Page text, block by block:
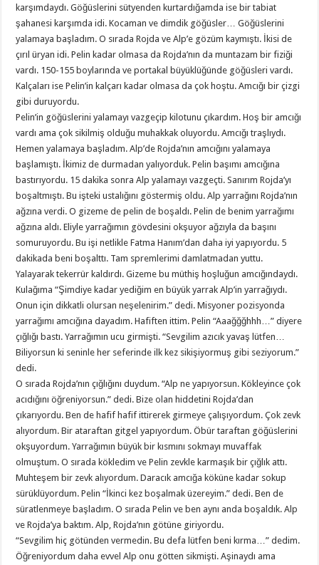
karşımdaydı. Göğüslerini sütyenden kurtardığamda ise bir tabiat
şahanesi karşımda idi. Kocaman ve dimdik göğüsler… Göğüslerini
yalamaya başladım. O sırada Rojda ve Alp’e gözüm kaymıştı. İkisi de
çırıl üryan idi. Pelin kadar olmasa da Rojda’nın da muntazam bir fiziği
vardı. 150-155 boylarında ve portakal büyüklüğünde göğüsleri vardı.
Kalçaları ise Pelin’in kalçarı kadar olmasa da çok hoştu. Amcığı bir çizgi
gibi duruyordu.
Pelin’in göğüslerini yalamayı vazgeçip kilotunu çıkardım. Hoş bir amcığı
vardı ama çok sikilmiş olduğu muhakkak oluyordu. Amcığı traşlıydı.
Hemen yalamaya başladım. Alp’de Rojda’nın amcığını yalamaya
başlamıştı. İkimiz de durmadan yalıyorduk. Pelin başımı amcığına
bastırıyordu. 15 dakika sonra Alp yalamayı vazgeçti. Sanırım Rojda’yı
boşaltmıştı. Bu işteki ustalığını göstermiş oldu. Alp yarrağını Rojda’nın
ağzına verdi. O gizeme de pelin de boşaldı. Pelin de benim yarrağımı
ağzına aldı. Eliyle yarrağımın gövdesini okşuyor ağzıyla da başını
somuruyordu. Bu işi netlikle Fatma Hanım’dan daha iyi yapıyordu. 5
dakikada beni boşalttı. Tam spremlerimi damlatmadan yuttu.
Yalayarak tekerrür kaldırdı. Gizeme bu müthiş hoşluğun amcığındaydı.
Kulağıma “Şimdiye kadar yediğim en büyük yarrak Alp’in yarrağıydı.
Onun için dikkatli olursan neşelenirim.” dedi. Misyoner pozisyonda
yarrağımı amcığına dayadım. Hafiften ittim. Pelin “Aaağğğhhh…” diyere
çığlığı bastı. Yarrağımın ucu girmişti. “Sevgilim azıcık yavaş lütfen…
Biliyorsun ki seninle her seferinde ilk kez sikişiyormuş gibi seziyorum.”
dedi.
O sırada Rojda’nın çığlığını duydum. “Alp ne yapıyorsun. Kökleyince çok
acıdığını öğreniyorsun.” dedi. Bize olan hiddetini Rojda’dan
çıkarıyordu. Ben de hafif hafif ittirerek girmeye çalışıyordum. Çok zevk
alıyordum. Bir ataraftan gitgel yapıyordum. Öbür taraftan göğüslerini
okşuyordum. Yarrağımın büyük bir kısmını sokmayı muvaffak
olmuştum. O sırada kökledim ve Pelin zevkle karmaşık bir çığlık attı.
Muhteşem bir zevk alıyordum. Daracık amcığa köküne kadar sokup
sürüklüyordum. Pelin “İkinci kez boşalmak üzereyim.” dedi. Ben de
süratlenmeye başladım. O sırada Pelin ve ben aynı anda boşaldık. Alp
ve Rojda’ya baktım. Alp, Rojda’nın götüne giriyordu.
“Sevgilim hiç götünden vermedin. Bu defa lütfen beni kırma…” dedim.
Öğreniyordum daha evvel Alp onu götten sikmişti. Aşinaydı ama